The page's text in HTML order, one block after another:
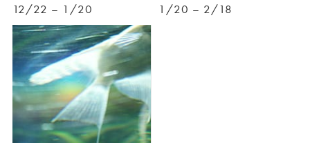
12/22 – 1/20 1/20 – 2/18